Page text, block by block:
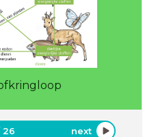
26 next